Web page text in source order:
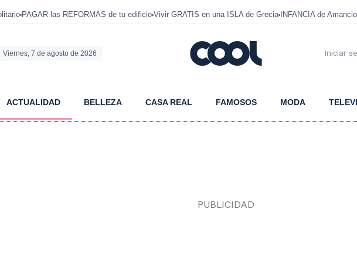
PAGAR las REFORMAS de tu edificio Vivir GRATIS en una ISLA de Grecia INFANCIA de Amancio
Viernes, 7 de agosto de 2026 Iniciar
ACTUALIDAD BELLEZA CASA REAL FAMOSOS MODA